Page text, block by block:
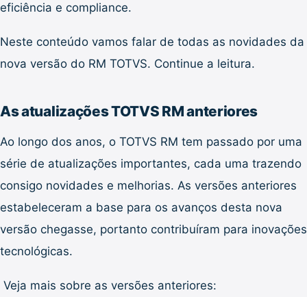
eficiência e compliance.
Neste conteúdo vamos falar de todas as novidades da
nova versão do RM TOTVS. Continue a leitura.
As atualizações TOTVS RM anteriores
Ao longo dos anos, o TOTVS RM tem passado por uma
série de atualizações importantes, cada uma trazendo
consigo novidades e melhorias. As versões anteriores
estabeleceram a base para os avanços desta nova
versão chegasse, portanto contribuíram para inovações
tecnológicas.
Veja mais sobre as versões anteriores: